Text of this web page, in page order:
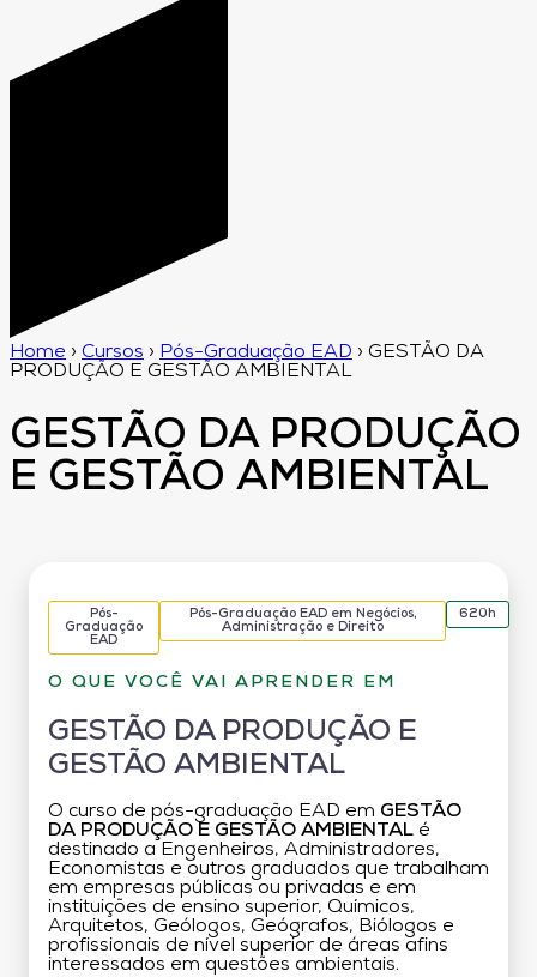
Home › Cursos › Pós-Graduação EAD › GESTÃO DA
PRODUÇÃO E GESTÃO AMBIENTAL
GESTÃO DA PRODUÇÃO
E GESTÃO AMBIENTAL
Pós-
Graduação
EAD
Pós-Graduação EAD em Negócios,
Administração e Direito
620h
O QUE VOCÊ VAI APRENDER EM
GESTÃO DA PRODUÇÃO E
GESTÃO AMBIENTAL
O curso de pós-graduação EAD em GESTÃO
DA PRODUÇÃO E GESTÃO AMBIENTAL é
destinado a Engenheiros, Administradores,
Economistas e outros graduados que trabalham
em empresas públicas ou privadas e em
instituições de ensino superior, Químicos,
Arquitetos, Geólogos, Geógrafos, Biólogos e
profissionais de nível superior de áreas afins
interessados em questões ambientais.